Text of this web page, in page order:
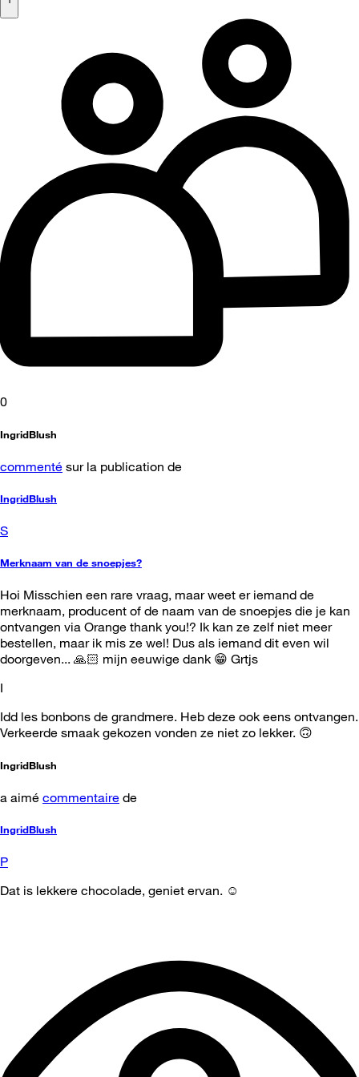
0
IngridBlush
commenté sur la publication de
IngridBlush
S
Merknaam van de snoepjes?
Hoi Misschien een rare vraag, maar weet er iemand de
merknaam, producent of de naam van de snoepjes die je kan
ontvangen via Orange thank you!? Ik kan ze zelf niet meer
bestellen, maar ik mis ze wel! Dus als iemand dit even wil
doorgeven... 🙏🏻 mijn eeuwige dank 😁 Grtjs
I
Idd les bonbons de grandmere. Heb deze ook eens ontvangen.
Verkeerde smaak gekozen vonden ze niet zo lekker. 🙃
IngridBlush
a aimé commentaire de
IngridBlush
P
Dat is lekkere chocolade, geniet ervan. ☺️